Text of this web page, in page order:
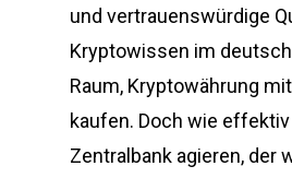
und vertrauenswürdige
Kryptowissen im
Raum, Kryptowährung
kaufen. Doch wie
Zentralbank agieren, der